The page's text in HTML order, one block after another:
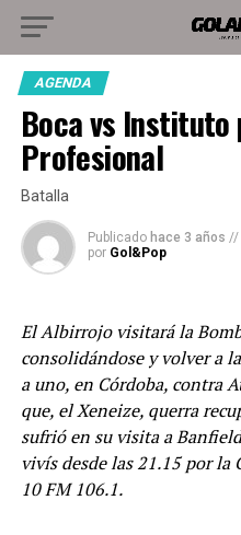
AGENDA
Boca vs Instituto
Profesional
Batalla
Publicado hace 3 años //
por Gol&Pop
El Albirrojo visitará la
consolidándose y volver a
a uno, en Córdoba, contra
que, el Xeneize, querra
sufrió en su visita a
vivís desde las 21.15 por la
10 FM 106.1.